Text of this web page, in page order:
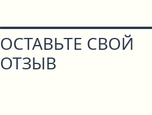
ОСТАВЬТЕ СВОЙ
ОТЗЫВ